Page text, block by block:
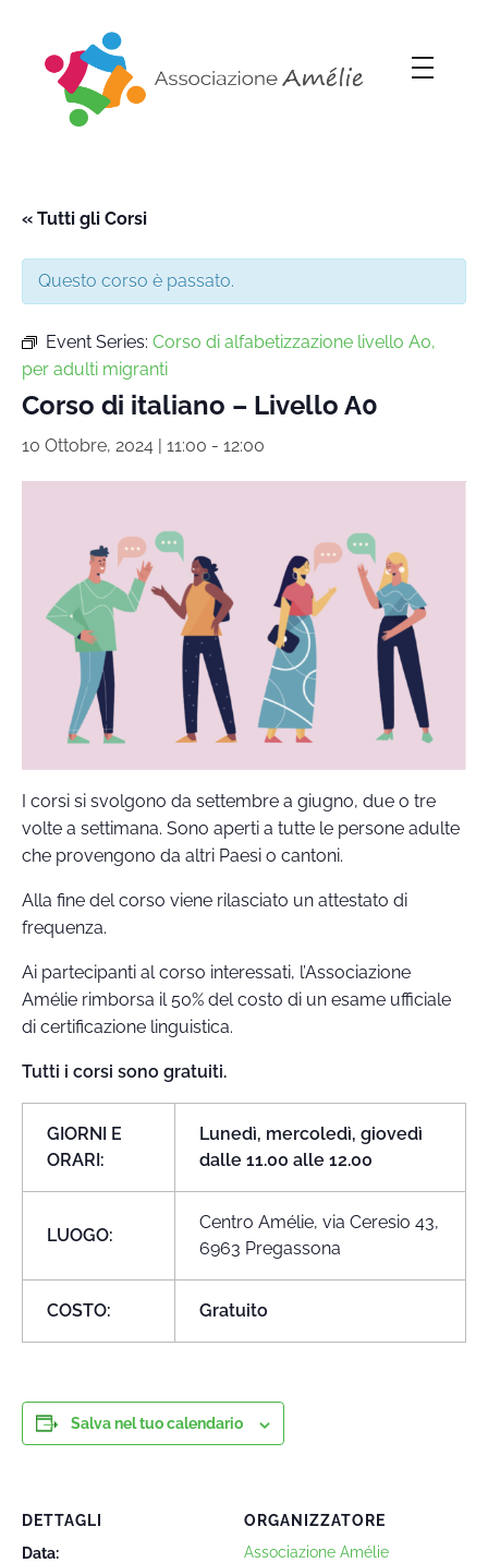
« Tutti gli Corsi
Questo corso è passato.
Event Series: Corso di alfabetizzazione livello A0,
per adulti migranti
Corso di italiano – Livello A0
10 Ottobre, 2024 | 11:00 - 12:00
I corsi si svolgono da settembre a giugno, due o tre
volte a settimana. Sono aperti a tutte le persone adulte
che provengono da altri Paesi o cantoni.
Alla fine del corso viene rilasciato un attestato di
frequenza.
Ai partecipanti al corso interessati, l’Associazione
Amélie rimborsa il 50% del costo di un esame ufficiale
di certificazione linguistica.
Tutti i corsi sono gratuiti.
GIORNI E
ORARI:
Lunedì, mercoledì, giovedì
dalle 11.00 alle 12.00
LUOGO:
Centro Amélie, via Ceresio 43,
6963 Pregassona
COSTO: Gratuito
Salva nel tuo calendario
DETTAGLI
Data:
ORGANIZZATORE
Associazione Amélie